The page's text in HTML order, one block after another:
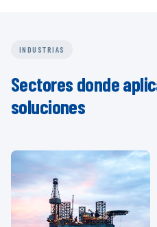
INDUSTRIAS
Sectores donde
soluciones